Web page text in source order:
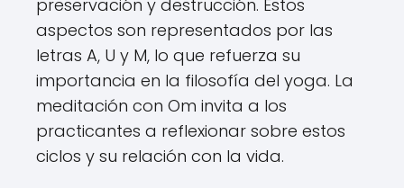
preservación y destrucción. Estos
aspectos son representados por las
letras A, U y M, lo que refuerza su
importancia en la filosofía del yoga. La
meditación con Om invita a los
practicantes a reflexionar sobre estos
ciclos y su relación con la vida.